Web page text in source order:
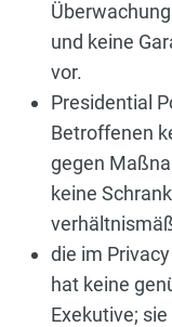
und keine
vor.
Presidential
Betroffenen
gegen
keine
die im
hat keine
Exekutive;